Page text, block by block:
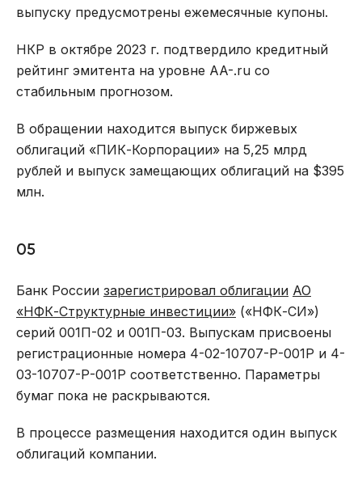
выпуску предусмотрены ежемесячные купоны.
НКР в октябре 2023 г. подтвердило кредитный
рейтинг эмитента на уровне AA-.ru со
стабильным прогнозом.
В обращении находится выпуск биржевых
облигаций «ПИК-Корпорации» на 5,25 млрд
рублей и выпуск замещающих облигаций на $395
млн.
05
Банк России зарегистрировал облигации АО
«НФК-Структурные инвестиции» («НФК-СИ»)
серий 001П-02 и 001П-03. Выпускам присвоены
регистрационные номера 4-02-10707-Р-001P и 4-
03-10707-Р-001P соответственно. Параметры
бумаг пока не раскрываются.
В процессе размещения находится один выпуск
облигаций компании.